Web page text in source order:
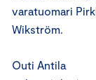
varatuomari
Wikström.
Outi Antila